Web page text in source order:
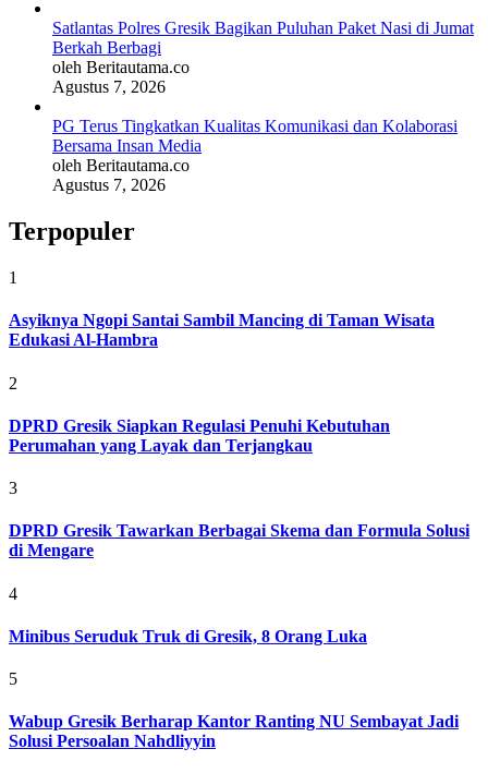
Satlantas Polres Gresik Bagikan Puluhan Paket Nasi di Jumat
Berkah Berbagi
oleh Beritautama.co
Agustus 7, 2026
PG Terus Tingkatkan Kualitas Komunikasi dan Kolaborasi
Bersama Insan Media
oleh Beritautama.co
Agustus 7, 2026
Terpopuler
1
Asyiknya Ngopi Santai Sambil Mancing di Taman Wisata
Edukasi Al-Hambra
2
DPRD Gresik Siapkan Regulasi Penuhi Kebutuhan
Perumahan yang Layak dan Terjangkau
3
DPRD Gresik Tawarkan Berbagai Skema dan Formula Solusi
di Mengare
4
Minibus Seruduk Truk di Gresik, 8 Orang Luka
5
Wabup Gresik Berharap Kantor Ranting NU Sembayat Jadi
Solusi Persoalan Nahdliyyin